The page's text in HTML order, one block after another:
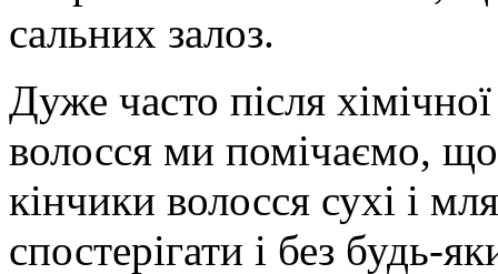
сальних залоз.
Дуже часто після
волосся ми помічаємо,
кінчики волосся сухі і
спостерігати і без будь-